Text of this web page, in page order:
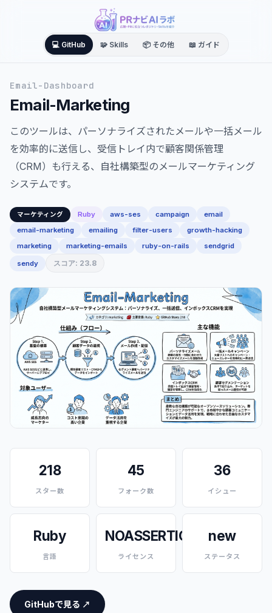
💻 GitHub 🧩 Skills 📦 その他 📖 ガイド
Email-Dashboard
Email-Marketing
このツールは、パーソナライズされたメールや一括メール
を効率的に送信し、受信トレイ内で顧客関係管理
（CRM）も行える、自社構築型のメールマーケティング
システムです。
マーケティング Ruby aws-ses campaign
email
email-marketing
emailing filter-users
growth-hacking
marketing
marketing-emails ruby-on-rails sendgrid
sendy スコア: 23.8
218
スター数
45
フォーク数
36
イシュー
Ruby
言語
NOASSERTION
ライセンス
new
ステータス
GitHubで見る ↗